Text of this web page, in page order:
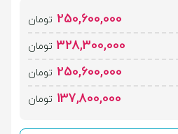
250,600,000 تومان
328,300,000 تومان
250,600,000 تومان
137,800,000 تومان